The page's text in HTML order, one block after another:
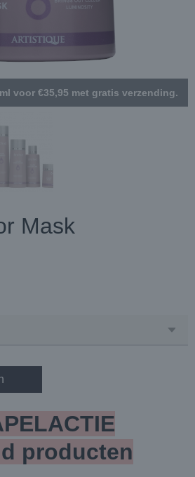
voor €35,95 met gratis verzending.
Mask
producten